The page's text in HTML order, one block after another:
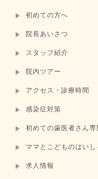
初めての方へ
院長あいさつ
スタッフ紹介
院内ツアー
アクセス・診療時間
感染症対策
初めての歯医者さん専
ママとこどものはいし
求人情報